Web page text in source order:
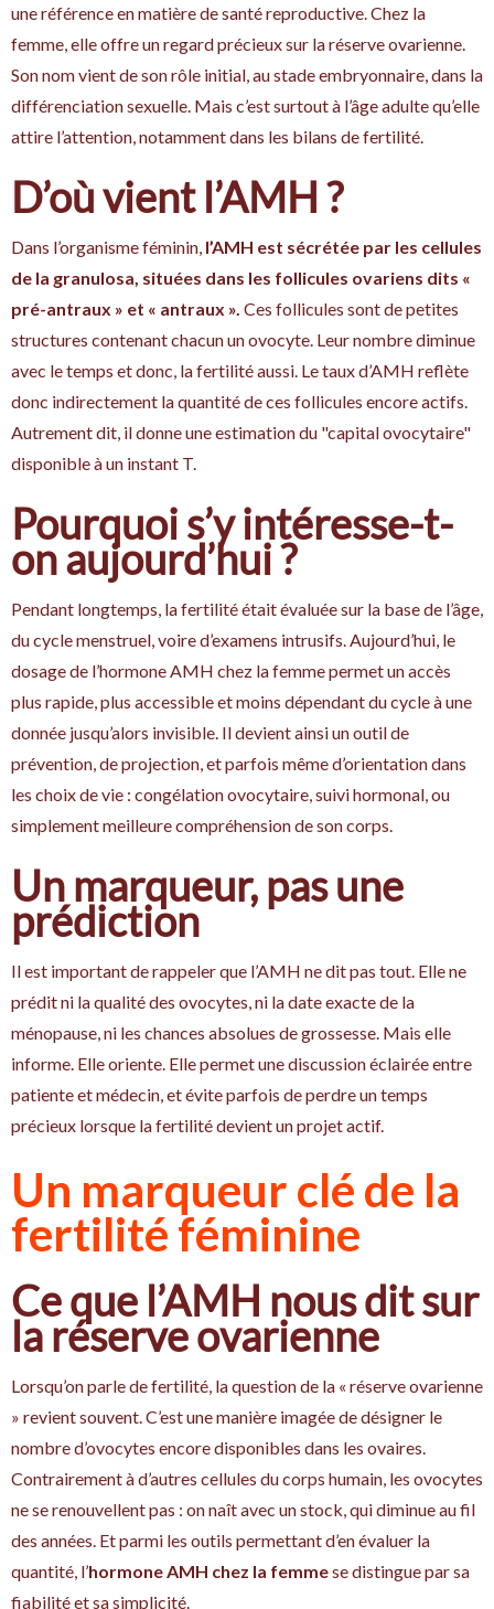
une référence en matière de santé reproductive. Chez la
femme, elle offre un regard précieux sur la réserve ovarienne.
Son nom vient de son rôle initial, au stade embryonnaire, dans la
différenciation sexuelle. Mais c’est surtout à l’âge adulte qu’elle
attire l’attention, notamment dans les bilans de fertilité.
D’où vient l’AMH ?
Dans l’organisme féminin, l’AMH est sécrétée par les cellules
de la granulosa, situées dans les follicules ovariens dits «
pré-antraux » et « antraux ». Ces follicules sont de petites
structures contenant chacun un ovocyte. Leur nombre diminue
avec le temps et donc, la fertilité aussi. Le taux d’AMH reflète
donc indirectement la quantité de ces follicules encore actifs.
Autrement dit, il donne une estimation du "capital ovocytaire"
disponible à un instant T.
Pourquoi s’y intéresse-t-
on aujourd’hui ?
Pendant longtemps, la fertilité était évaluée sur la base de l’âge,
du cycle menstruel, voire d’examens intrusifs. Aujourd’hui, le
dosage de l’hormone AMH chez la femme permet un accès
plus rapide, plus accessible et moins dépendant du cycle à une
donnée jusqu’alors invisible. Il devient ainsi un outil de
prévention, de projection, et parfois même d’orientation dans
les choix de vie : congélation ovocytaire, suivi hormonal, ou
simplement meilleure compréhension de son corps.
Un marqueur, pas une
prédiction
Il est important de rappeler que l’AMH ne dit pas tout. Elle ne
prédit ni la qualité des ovocytes, ni la date exacte de la
ménopause, ni les chances absolues de grossesse. Mais elle
informe. Elle oriente. Elle permet une discussion éclairée entre
patiente et médecin, et évite parfois de perdre un temps
précieux lorsque la fertilité devient un projet actif.
Un marqueur clé de la
fertilité féminine
Ce que l’AMH nous dit sur
la réserve ovarienne
Lorsqu’on parle de fertilité, la question de la « réserve ovarienne
» revient souvent. C’est une manière imagée de désigner le
nombre d’ovocytes encore disponibles dans les ovaires.
Contrairement à d’autres cellules du corps humain, les ovocytes
ne se renouvellent pas : on naît avec un stock, qui diminue au fil
des années. Et parmi les outils permettant d’en évaluer la
quantité, l’hormone AMH chez la femmese distingue par sa
fiabilité et sa simplicité.